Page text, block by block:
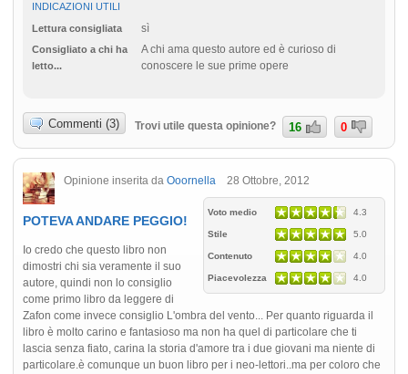
INDICAZIONI UTILI
Lettura consigliata
sì
Consigliato a chi ha
letto...
A chi ama questo autore ed è curioso di
conoscere le sue prime opere
Commenti (3) Trovi utile questa opinione? 16 0
Opinione inserita da Ooornella 28 Ottobre, 2012
Voto medio 4.3
Stile 5.0
Contenuto 4.0
Piacevolezza 4.0
POTEVA ANDARE PEGGIO!
Io credo che questo libro non
dimostri chi sia veramente il suo
autore, quindi non lo consiglio
come primo libro da leggere di
Zafon come invece consiglio L'ombra del vento... Per quanto riguarda il
libro è molto carino e fantasioso ma non ha quel di particolare che ti
lascia senza fiato, carina la storia d'amore tra i due giovani ma niente di
particolare.è comunque un buon libro per i neo-lettori..ma per coloro che